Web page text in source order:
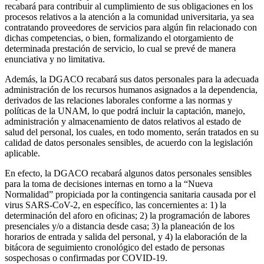
recabará para contribuir al cumplimiento de sus obligaciones en los
procesos relativos a la atención a la comunidad universitaria, ya sea
contratando proveedores de servicios para algún fin relacionado con
dichas competencias, o bien, formalizando el otorgamiento de
determinada prestación de servicio, lo cual se prevé de manera
enunciativa y no limitativa.
Además, la DGACO recabará sus datos personales para la adecuada
administración de los recursos humanos asignados a la dependencia,
derivados de las relaciones laborales conforme a las normas y
políticas de la UNAM, lo que podrá incluir la captación, manejo,
administración y almacenamiento de datos relativos al estado de
salud del personal, los cuales, en todo momento, serán tratados en su
calidad de datos personales sensibles, de acuerdo con la legislación
aplicable.
En efecto, la DGACO recabará algunos datos personales sensibles
para la toma de decisiones internas en torno a la “Nueva
Normalidad” propiciada por la contingencia sanitaria causada por el
virus SARS-CoV-2, en específico, las concernientes a: 1) la
determinación del aforo en oficinas; 2) la programación de labores
presenciales y/o a distancia desde casa; 3) la planeación de los
horarios de entrada y salida del personal, y 4) la elaboración de la
bitácora de seguimiento cronológico del estado de personas
sospechosas o confirmadas por COVID-19.